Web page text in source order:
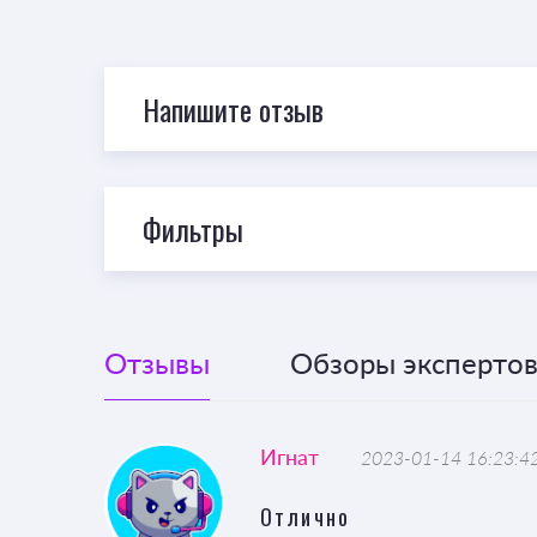
Напишите отзыв
Фильтры
Отзывы Обзоры
Игнат 2023-01-14
Отлично